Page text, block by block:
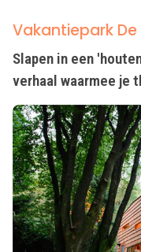
Vakantiepark
Slapen in een
verhaal waarmee je